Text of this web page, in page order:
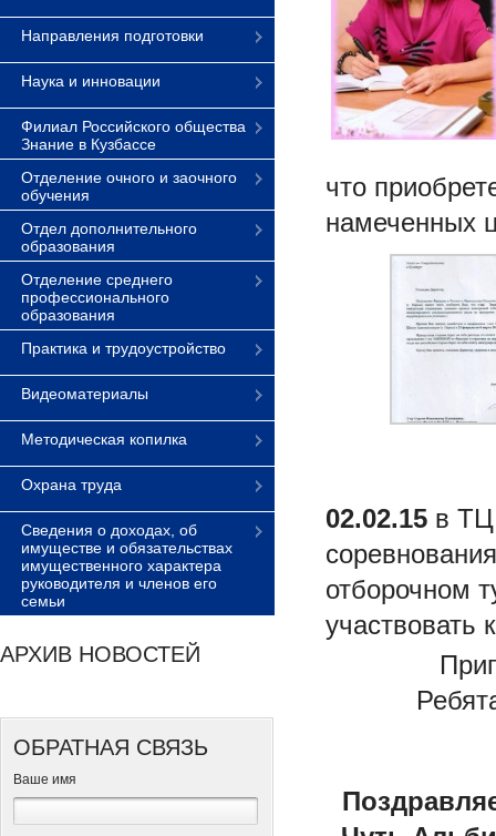
Направления подготовки
Наука и инновации
Филиал Российского общества
Знание в Кузбассе
Отделение очного и заочного
обучения
Отдел дополнительного
образования
Отделение среднего
профессионального
образования
Практика и трудоустройство
Видеоматериалы
Методическая копилка
Охрана труда
Сведения о доходах, об
имуществе и обязательствах
имущественного характера
руководителя и членов его
семьи
АРХИВ НОВОСТЕЙ
ОБРАТНАЯ СВЯЗЬ
Ваше имя
что
намеченных
02.02.15 в ТЦ
отборочном
участвовать